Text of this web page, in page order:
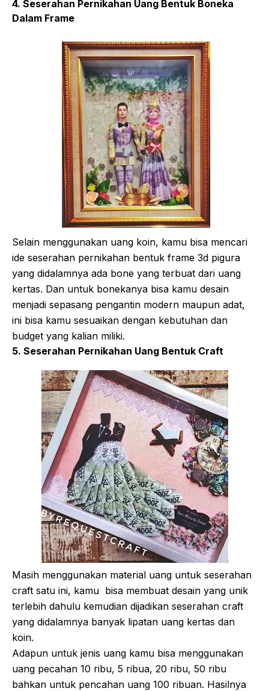
4. Seserahan Pernikahan Uang Bentuk Boneka
Dalam Frame
Selain menggunakan uang koin, kamu bisa mencari
ide seserahan pernikahan bentuk frame 3d pigura
yang didalamnya ada bone yang terbuat dari uang
kertas. Dan untuk bonekanya bisa kamu desain
menjadi sepasang pengantin modern maupun adat,
ini bisa kamu sesuaikan dengan kebutuhan dan
budget yang kalian miliki.
5. Seserahan Pernikahan Uang Bentuk Craft
Masih menggunakan material uang untuk seserahan
craft satu ini, kamu bisa membuat desain yang unik
terlebih dahulu kemudian dijadikan seserahan craft
yang didalamnya banyak lipatan uang kertas dan
koin.
Adapun untuk jenis uang kamu bisa menggunakan
uang pecahan 10 ribu, 5 ribua, 20 ribu, 50 ribu
bahkan untuk pencahan uang 100 ribuan. Hasilnya